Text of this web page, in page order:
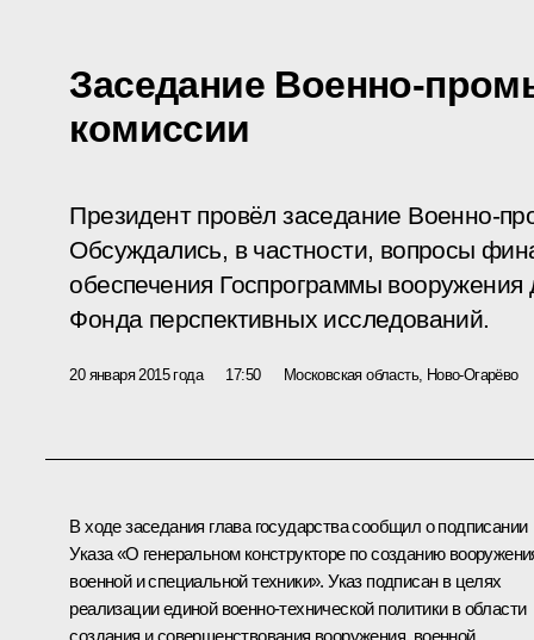
Заседание Военно-
комиссии
Президент провёл заседание Военно-
Обсуждались, в частности, вопросы
обеспечения Госпрограммы вооружения
Фонда перспективных исследований.
20 января 2015 года 17:50 Московская область, Ново-Огарёво
В ходе заседания глава государства сообщил о подписании
Указа«О генеральном конструкторе по созданию
военной и специальной техники». Указ подписан в целях
реализации единой военно-технической политики в области
создания и совершенствования вооружения, военной